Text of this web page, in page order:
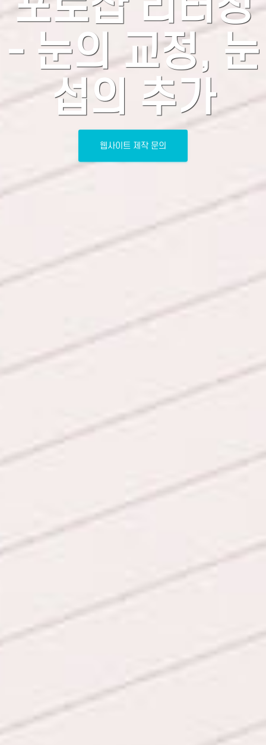
- 눈의 교정, 눈
섭의 추가
웹사이트 제작 문의